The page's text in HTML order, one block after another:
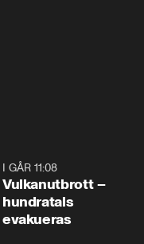
I GÅR 11:08
Vulkanutbrott –
hundratals
evakueras